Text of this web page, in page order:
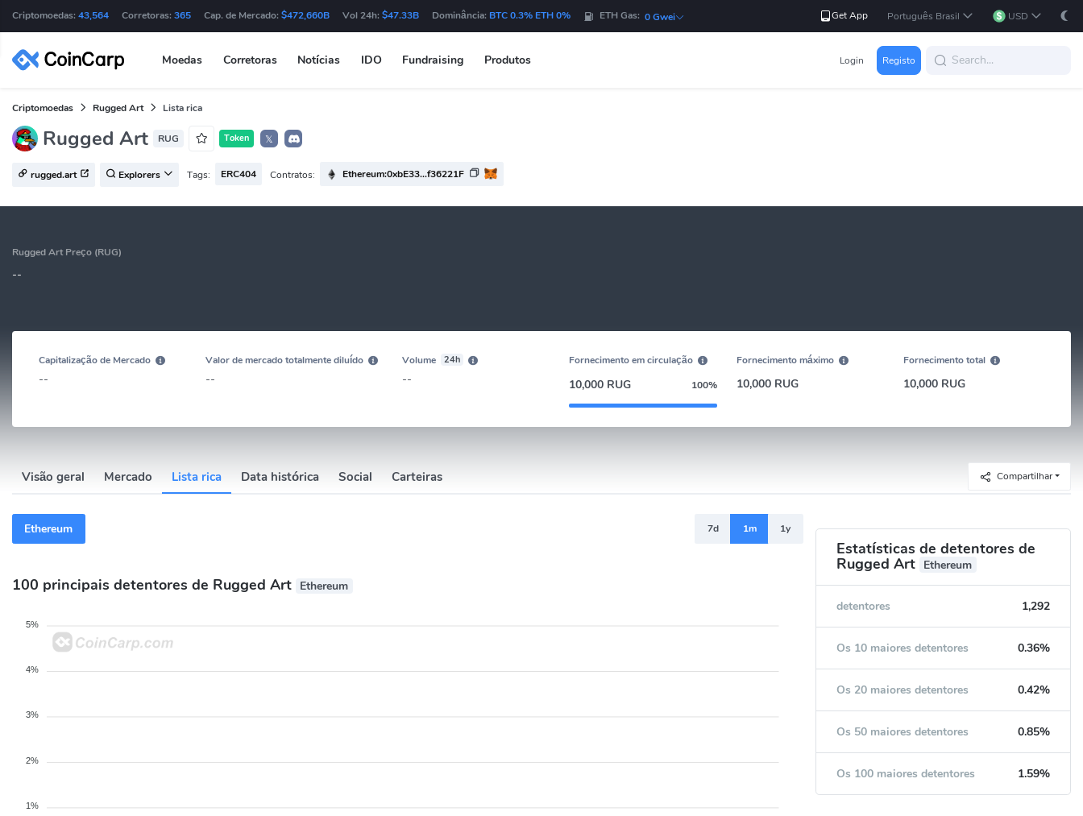
Criptomoedas: 43,564 Corretoras: 365 Cap. de Mercado: $472,660B Vol 24h: $47.33B Dominância: BTC 0.3% ETH 0% ETH Gas: 0 Gwei Get App Português Brasil USD
Moedas Corretoras Notícias IDO Fundraising Produtos Login Registo
Criptomoedas Rugged Art Lista rica
Rugged Art RUG Token 𝕏
rugged.art Explorers Tags: ERC404 Contratos: Ethereum:0xbE33...f36221F
Rugged Art Preço (RUG)
--
Capitalização de Mercado
--
Valor de mercado totalmente diluído
--
Volume 24h
--
Fornecimento em circulação
10,000 RUG 100%
Fornecimento máximo
10,000 RUG
Fornecimento total
10,000 RUG
Visão geral Mercado Lista rica Data histórica Social Carteiras Compartilhar
Ethereum 7d 1m 1y
100 principais detentores de Rugged Art Ethereum
5%
4%
3%
2%
1%
Estatísticas de detentores de
Rugged Art Ethereum
detentores 1,292
Os 10 maiores detentores 0.36%
Os 20 maiores detentores 0.42%
Os 50 maiores detentores 0.85%
Os 100 maiores detentores 1.59%